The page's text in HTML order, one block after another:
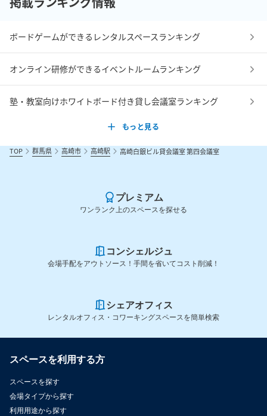
ボードゲームができるレンタルスペースランキング
オンライン研修ができるイベントルームランキング
塾・教室向けホワイトボード付き貸し会議室ランキング
もっと見る
TOP 群馬県 高崎市 高崎駅 高崎白銀ビル貸会議室 第四会議室
プレミアム
ワンランク上のスペースを探せる
コンシェルジュ
会場手配をアウトソース！手間を省いてコスト削減！
シェアオフィス
レンタルオフィス・コワーキングスペースを簡単検索
スペースを利用する方
スペースを探す
会場タイプから探す
利用用途から探す